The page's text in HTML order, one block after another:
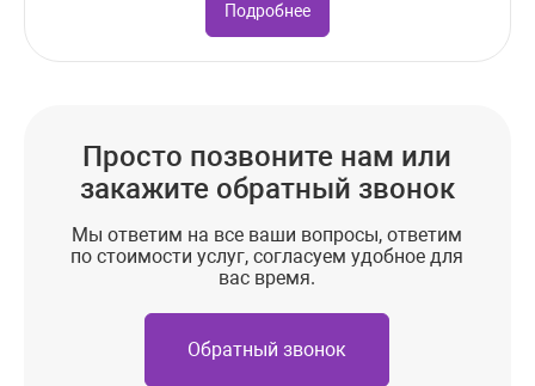
Подробнее
Просто позвоните нам или
закажите обратный звонок
Мы ответим на все ваши вопросы, ответим
по стоимости услуг, согласуем удобное для
вас время.
Обратный звонок